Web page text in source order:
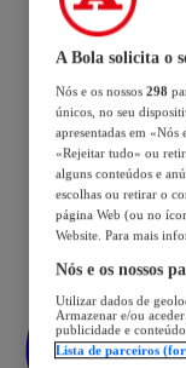
A Bola solicita o
Nós e os nossos 298
únicos, no seu
apresentadas em
«Rejeitar tudo» ou
alguns conteúdos e
escolhas ou retirar o
página Web (ou no
Website. Para mais
Nós e os nossos
Utilizar dados de
Armazenar e/ou
publicidade e
Lista de parceiros